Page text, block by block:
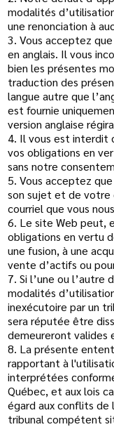
modalités
une renonciation à
3. Vous acceptez
en anglais. Il vous
bien les présentes
traduction des
langue autre que
est fournie
version anglaise
4. Il vous est interdit
vos obligations en
sans notre
5. Vous acceptez
son sujet et de votre
courriel que vous
6. Le site Web peut,
obligations en vertu
une fusion, à une
vente d’actifs ou
7. Si l’une ou l’autre
modalités
inexécutoire par un
sera réputée être
demeureront valides
8. La présente
rapportant à
interprétées
Québec, et aux lois
égard aux conflits
tribunal compétent